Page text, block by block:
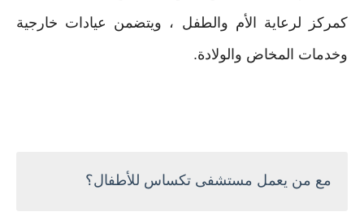
كمركز لرعاية الأم والطفل ، ويتضمن عيادات خارجية
وخدمات المخاض والولادة.
مع من يعمل مستشفى تكساس للأطفال؟